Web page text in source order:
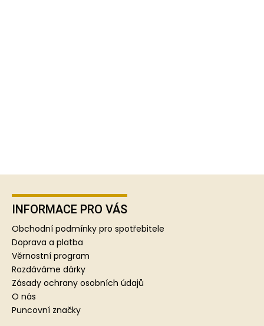
INFORMACE PRO VÁS
Obchodní podmínky pro spotřebitele
Doprava a platba
Věrnostní program
Rozdáváme dárky
Zásady ochrany osobních údajů
O nás
Puncovní značky